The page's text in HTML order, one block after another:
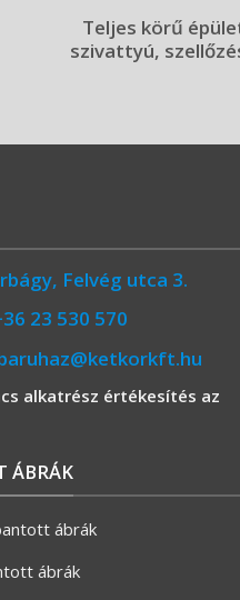
Teljes körű
szivattyú,
Felvég utca 3.
23 530 570
alkatrész értékesítés az
ÁBRÁK
ábrák
ábrák